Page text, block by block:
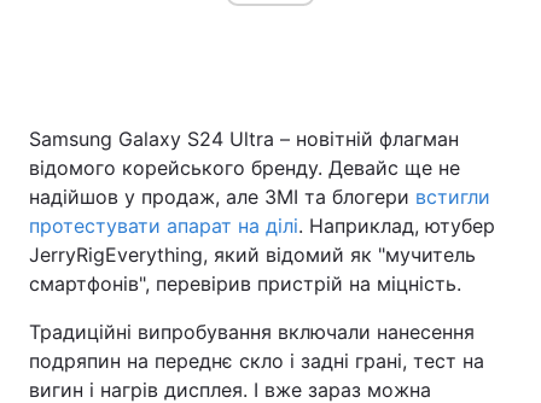
Samsung Galaxy S24 Ultra – новітній флагман
відомого корейського бренду. Девайс ще не
надійшов у продаж, але ЗМІ та блогери встигли
протестувати апарат на ділі. Наприклад, ютубер
JerryRigEverything, який відомий як "мучитель
смартфонів", перевірив пристрій на міцність.
Традиційні випробування включали нанесення
подряпин на переднє скло і задні грані, тест на
вигин і нагрів дисплея. І вже зараз можна